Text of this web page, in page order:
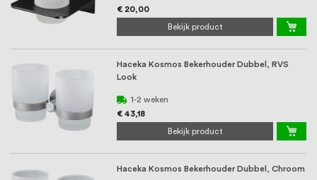
€ 20,00
Bekijk product
Haceka Kosmos Bekerhouder Dubbel, RVS
Look
1-2 weken
€ 43,18
Bekijk product
Haceka Kosmos Bekerhouder Dubbel, Chroom